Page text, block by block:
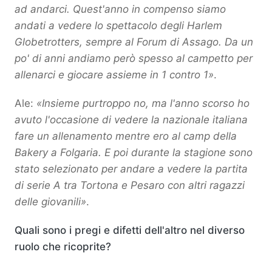
ad andarci. Quest'anno in compenso siamo
andati a vedere lo spettacolo degli Harlem
Globetrotters, sempre al Forum di Assago. Da un
po' di anni andiamo però spesso al campetto per
allenarci e giocare assieme in 1 contro 1».
Ale: «Insieme purtroppo no, ma l'anno scorso ho
avuto l'occasione di vedere la nazionale italiana
fare un allenamento mentre ero al camp della
Bakery a Folgaria. E poi durante la stagione sono
stato selezionato per andare a vedere la partita
di serie A tra Tortona e Pesaro con altri ragazzi
delle giovanili».
Quali sono i pregi e difetti dell'altro nel diverso
ruolo che ricoprite?